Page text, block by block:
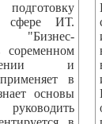
сфере ИТ.
"Бизнес-
соременном
и
в
основы